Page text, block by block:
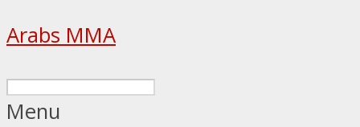
Arabs MMA
Menu